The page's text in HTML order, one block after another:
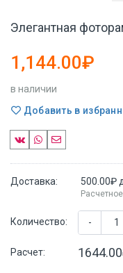
Элегантная
1,144.00₽
в наличии
Добавить в
Доставка: 500.00₽
Количество: -
Расчет: